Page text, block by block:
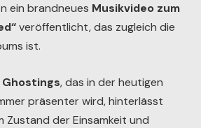
ein brandneues Musikvideo zum
veröffentlicht, das zugleich die
ist.
Ghostings, das in der heutigen
präsenter wird, hinterlässt
Zustand der Einsamkeit und